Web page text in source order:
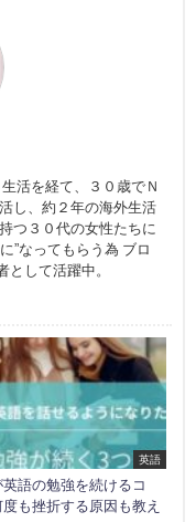
活を経て、３０歳でＮ
し、約２年の海外生活
つ３０代の女性たちに
”なってもらう為 ブロ
として活躍中。
英語
英語の勉強を続けるコ
度も挫折する原因も教え